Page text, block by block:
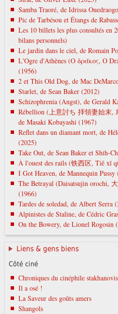
Samba Traoré, de Idrissa
Pic de Tarbésou et Étangs de
Les 10 billets les plus consultés en
bilans personnels)
Le jardin dans le ciel, de Romain
L'Ogre d'Athènes (Ο δράκος, O
(1956)
2 et This Old Dog, de Mac
Starlet, de Sean Baker (2012)
Schizophrenia (Angst), de Gerald
Rébellion (上意討ち 拝領妻始末,
de Masaki Kobayashi (1967)
Reflet dans un diamant mort, de
(2025)
Take Out, de Sean Baker et Shih-
À l'ouest des rails (铁西区, Tiě xī
I Got Heaven, de Mannequin Pussy
The Betrayal (Daisatsujin orochi,
(1966)
Tardes de soledad, de Albert Serra
Alpinistes de Staline, de Cédric
On the Bowery, de Lionel Rogosin
Liens & gens biens
Côté ciné
Chroniques du cinéphile
Il a osé !
La Saveur des goûts amers
Shangols